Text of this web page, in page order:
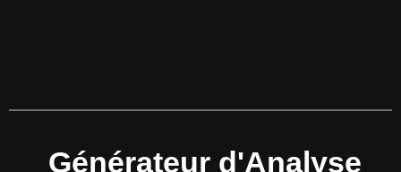
Générateur d'Analyse